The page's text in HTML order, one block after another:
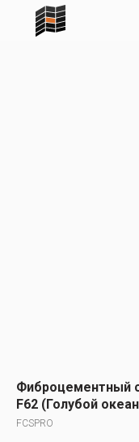
Фиброцементный
F62 (Голубой
FCSPRO